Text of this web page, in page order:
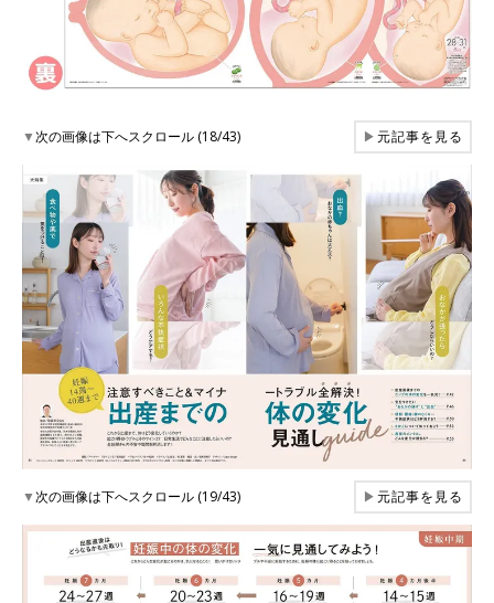
▼次の画像は下へスクロール (18/43) ▶元記事を見る
▼次の画像は下へスクロール (19/43) ▶元記事を見る